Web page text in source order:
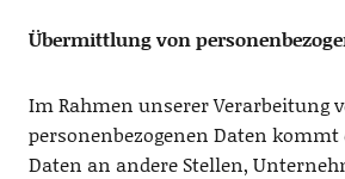
Übermittlung von
Im Rahmen unserer Verarbeitung
personenbezogenen Daten kommt
Daten an andere Stellen,